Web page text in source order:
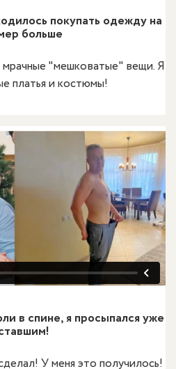
покупать одежду на
больше
мрачные "мешковатые" вещи. Я
платья и костюмы!
в спине, я просыпался уже
У меня это получилось!